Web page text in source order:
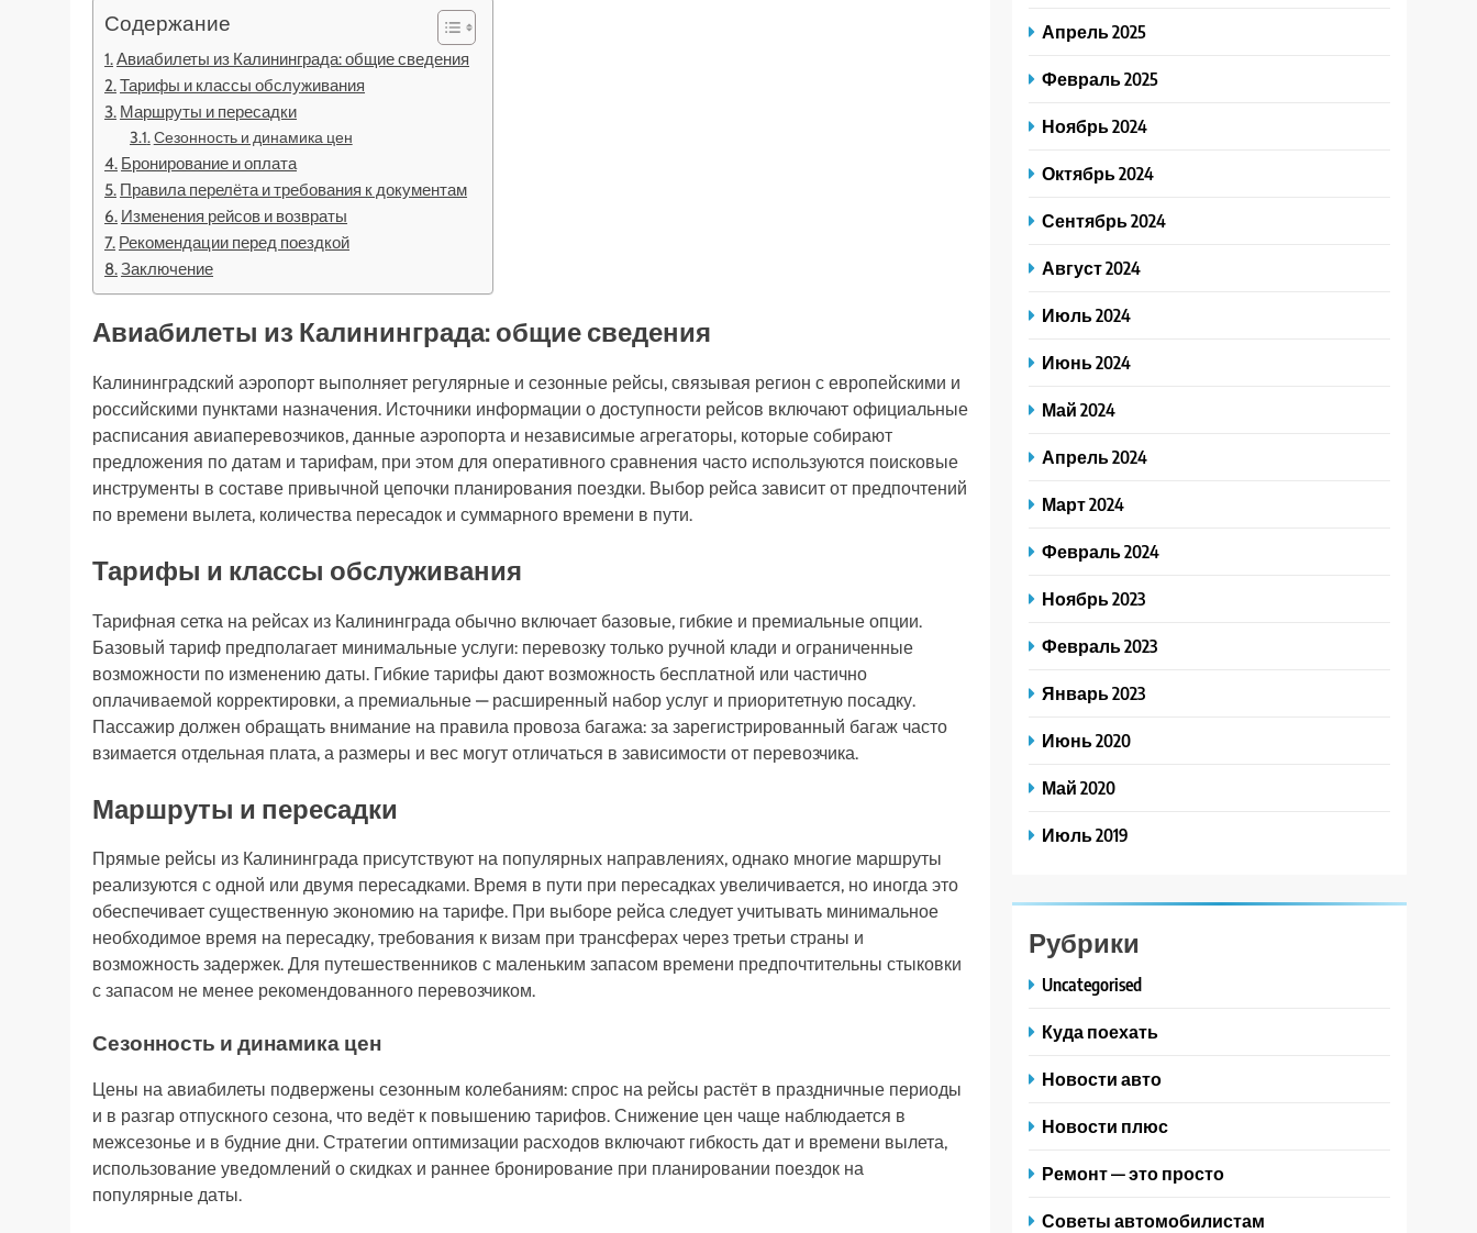
Содержание
Авиабилеты из Калининграда: общие сведения
Тарифы и классы обслуживания
Маршруты и пересадки
Сезонность и динамика цен
Бронирование и оплата
Правила перелёта и требования к документам
Изменения рейсов и возвраты
Рекомендации перед поездкой
Заключение
Авиабилеты из Калининграда: общие сведения
Калининградский аэропорт выполняет регулярные и сезонные рейсы, связывая регион с европейскими и
российскими пунктами назначения. Источники информации о доступности рейсов включают официальные
расписания авиаперевозчиков, данные аэропорта и независимые агрегаторы, которые собирают
предложения по датам и тарифам, при этом для оперативного сравнения часто используются поисковые
инструменты в составе привычной цепочки планирования поездки. Выбор рейса зависит от предпочтений
по времени вылета, количества пересадок и суммарного времени в пути.
Тарифы и классы обслуживания
Тарифная сетка на рейсах из Калининграда обычно включает базовые, гибкие и премиальные опции.
Базовый тариф предполагает минимальные услуги: перевозку только ручной клади и ограниченные
возможности по изменению даты. Гибкие тарифы дают возможность бесплатной или частично
оплачиваемой корректировки, а премиальные — расширенный набор услуг и приоритетную посадку.
Пассажир должен обращать внимание на правила провоза багажа: за зарегистрированный багаж часто
взимается отдельная плата, а размеры и вес могут отличаться в зависимости от перевозчика.
Маршруты и пересадки
Прямые рейсы из Калининграда присутствуют на популярных направлениях, однако многие маршруты
реализуются с одной или двумя пересадками. Время в пути при пересадках увеличивается, но иногда это
обеспечивает существенную экономию на тарифе. При выборе рейса следует учитывать минимальное
необходимое время на пересадку, требования к визам при трансферах через третьи страны и
возможность задержек. Для путешественников с маленьким запасом времени предпочтительны стыковки
с запасом не менее рекомендованного перевозчиком.
Сезонность и динамика цен
Цены на авиабилеты подвержены сезонным колебаниям: спрос на рейсы растёт в праздничные периоды
и в разгар отпускного сезона, что ведёт к повышению тарифов. Снижение цен чаще наблюдается в
межсезонье и в будние дни. Стратегии оптимизации расходов включают гибкость дат и времени вылета,
использование уведомлений о скидках и раннее бронирование при планировании поездок на
популярные даты.
Апрель 2025
Февраль 2025
Ноябрь 2024
Октябрь 2024
Сентябрь 2024
Август 2024
Июль 2024
Июнь 2024
Май 2024
Апрель 2024
Март 2024
Февраль 2024
Ноябрь 2023
Февраль 2023
Январь 2023
Июнь 2020
Май 2020
Июль 2019
Рубрики
Uncategorised
Куда поехать
Новости авто
Новости плюс
Ремонт — это просто
Советы автомобилистам